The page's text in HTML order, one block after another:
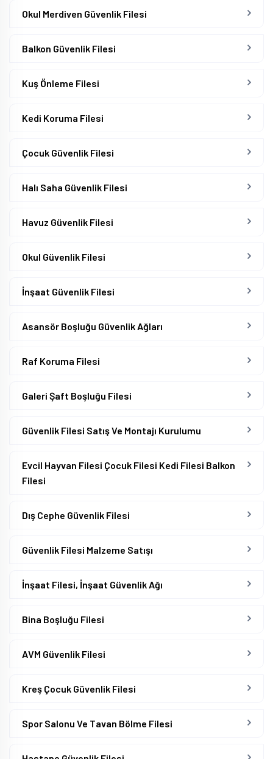
Okul Merdiven Güvenlik Filesi
Balkon Güvenlik Filesi
Kuş Önleme Filesi
Kedi Koruma Filesi
Çocuk Güvenlik Filesi
Halı Saha Güvenlik Filesi
Havuz Güvenlik Filesi
Okul Güvenlik Filesi
İnşaat Güvenlik Filesi
Asansör Boşluğu Güvenlik Ağları
Raf Koruma Filesi
Galeri Şaft Boşluğu Filesi
Güvenlik Filesi Satış Ve Montajı Kurulumu
Evcil Hayvan Filesi Çocuk Filesi Kedi Filesi Balkon
Filesi
Dış Cephe Güvenlik Filesi
Güvenlik Filesi Malzeme Satışı
İnşaat Filesi, İnşaat Güvenlik Ağı
Bina Boşluğu Filesi
AVM Güvenlik Filesi
Kreş Çocuk Güvenlik Filesi
Spor Salonu Ve Tavan Bölme Filesi